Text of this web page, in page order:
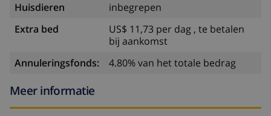
Huisdieren
inbegrepen
Extra bed
US$ 11,73 per dag , te betalen
bij aankomst
Annuleringsfonds:
4.80% van het totale bedrag
Meer informatie